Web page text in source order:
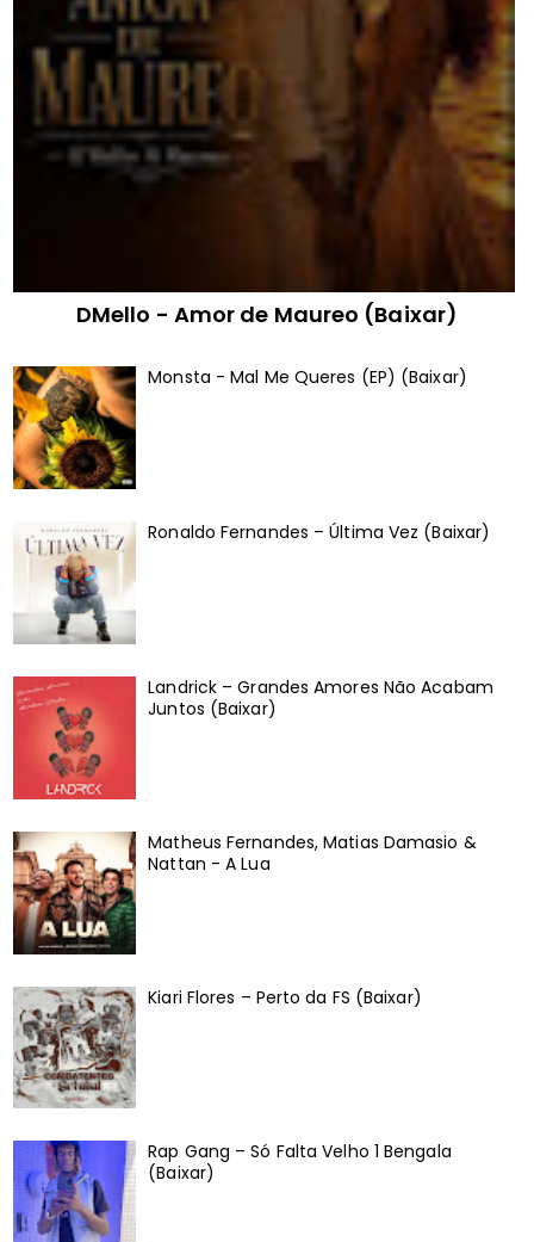
DMello - Amor de Maureo (Baixar)
Monsta - Mal Me Queres (EP) (Baixar)
Ronaldo Fernandes – Última Vez (Baixar)
Landrick – Grandes Amores Não Acabam
Juntos (Baixar)
Matheus Fernandes, Matias Damasio &
Nattan - A Lua
Kiari Flores – Perto da FS (Baixar)
Rap Gang – Só Falta Velho 1 Bengala
(Baixar)